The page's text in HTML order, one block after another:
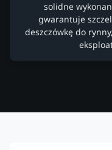
solidne
gwarantuje
deszczówkę do